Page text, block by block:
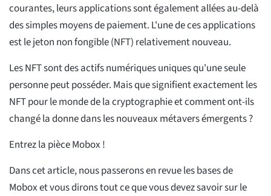
courantes, leurs applications sont également allées au-delà
des simples moyens de paiement. L'une de ces applications
est le jeton non fongible (NFT) relativement nouveau.
Les NFT sont des actifs numériques uniques qu'une seule
personne peut posséder. Mais que signifient exactement les
NFT pour le monde de la cryptographie et comment ont-ils
changé la donne dans les nouveaux métavers émergents ?
Entrez la pièce Mobox !
Dans cet article, nous passerons en revue les bases de
Mobox et vous dirons tout ce que vous devez savoir sur le